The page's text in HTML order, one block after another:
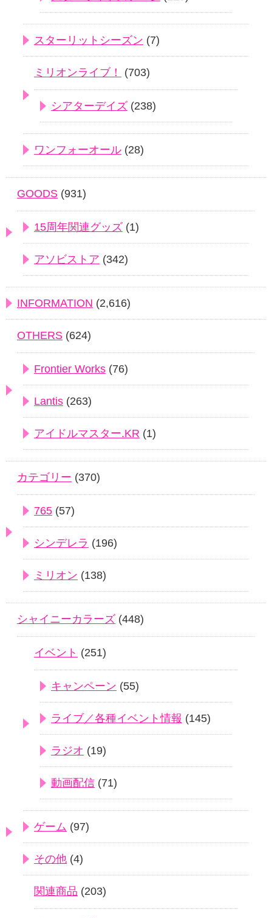
スターリットシーズン (7)
ミリオンライブ！ (703)
シアターデイズ (238)
ワンフォーオール (28)
GOODS (931)
15周年関連グッズ (1)
アソビストア (342)
INFORMATION (2,616)
OTHERS (624)
Frontier Works (76)
Lantis (263)
アイドルマスター.KR (1)
カテゴリー (370)
765 (57)
シンデレラ (196)
ミリオン (138)
シャイニーカラーズ (448)
イベント (251)
キャンペーン (55)
ライブ／各種イベント情報 (145)
ラジオ (19)
動画配信 (71)
ゲーム (97)
その他 (4)
関連商品 (203)